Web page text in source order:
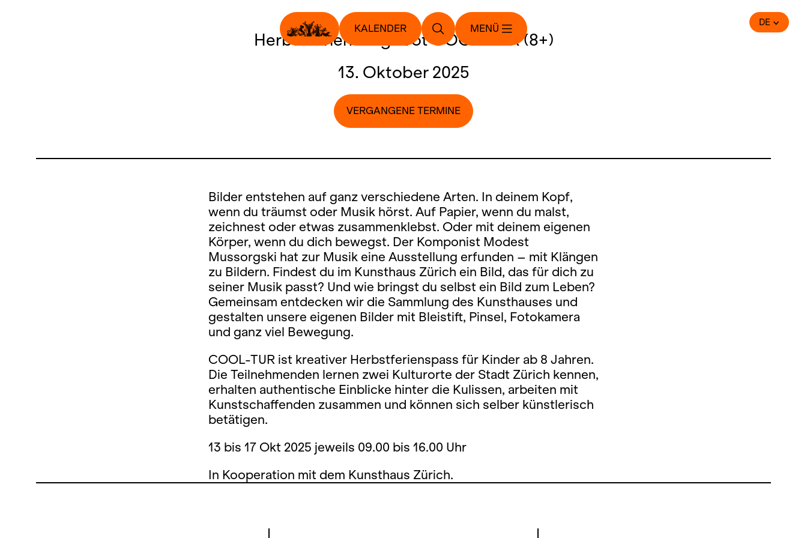
KALENDER MENÜ
DE
Herbstferien-Angebot COOL-TUR (8+)
13. Oktober 2025
VERGANGENE TERMINE
Bilder entstehen auf ganz verschiedene Arten. In deinem Kopf,
wenn du träumst oder Musik hörst. Auf Papier, wenn du malst,
zeichnest oder etwas zusammenklebst. Oder mit deinem eigenen
Körper, wenn du dich bewegst. Der Komponist Modest
Mussorgski hat zur Musik eine Ausstellung erfunden – mit Klängen
zu Bildern. Findest du im Kunsthaus Zürich ein Bild, das für dich zu
seiner Musik passt? Und wie bringst du selbst ein Bild zum Leben?
Gemeinsam entdecken wir die Sammlung des Kunsthauses und
gestalten unsere eigenen Bilder mit Bleistift, Pinsel, Fotokamera
und ganz viel Bewegung.
COOL-TUR ist kreativer Herbstferienspass für Kinder ab 8 Jahren.
Die Teilnehmenden lernen zwei Kulturorte der Stadt Zürich kennen,
erhalten authentische Einblicke hinter die Kulissen, arbeiten mit
Kunstschaffenden zusammen und können sich selber künstlerisch
betätigen.
13 bis 17 Okt 2025 jeweils 09.00 bis 16.00 Uhr
In Kooperation mit dem Kunsthaus Zürich.